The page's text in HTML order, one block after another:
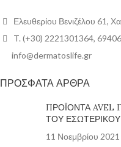
Ελευθερίου Βενιζέλου 61,
T. (+30) 2221301364,
info@dermatoslife.gr
ΠΡΟΣΦΑΤΑ ΑΡΘΡΑ
ΠΡΟΪΟΝΤΑ AVEL
ΤΟΥ
11 Νοεμβρίου 2021